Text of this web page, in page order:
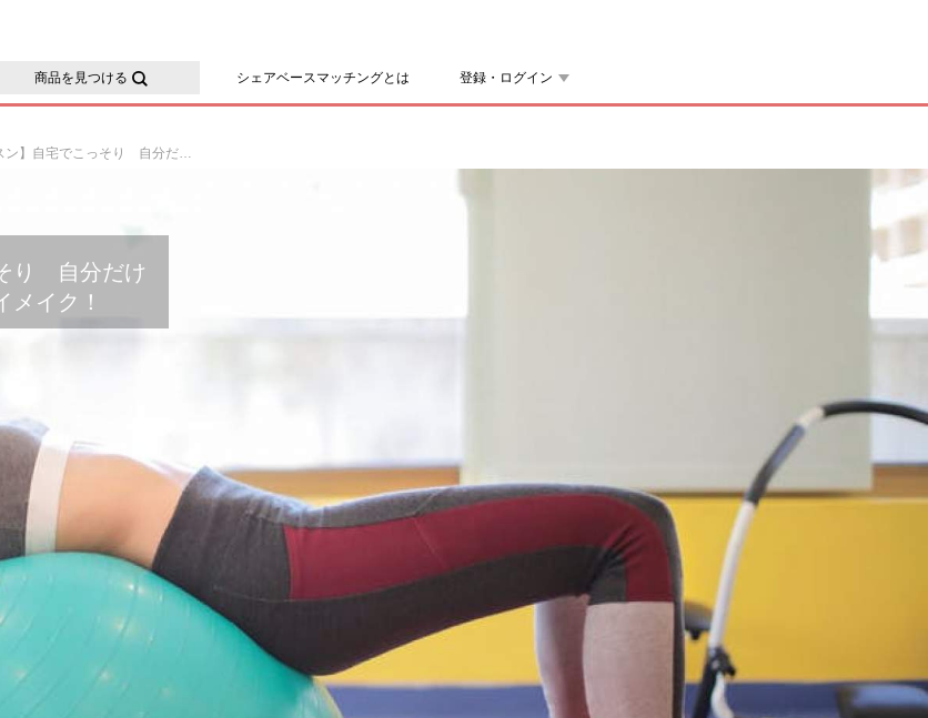
商品を見つける シェアベースマッチングとは 登録・ログイン
【オンラインレッスン】自宅でこっそり 自分だけの隙間時間でバランスボールでボデイメイク！
り 自分だけ
イク！